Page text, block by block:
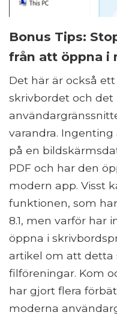
Bonus Tips:
från att öppna i
Det här är också
skrivbordet och det
varandra.
på en
PDF och har den
modern app. Visst
funktionen, som
8.1, men varför har
öppna i
artikel om att detta
filföreningar. Kom
har gjort flera
moderna